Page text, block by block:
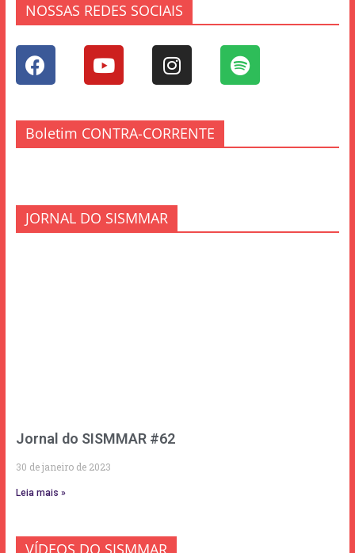
NOSSAS REDES SOCIAIS
Boletim CONTRA-CORRENTE
JORNAL DO SISMMAR
Jornal do SISMMAR #62
30 de janeiro de 2023
Leia mais »